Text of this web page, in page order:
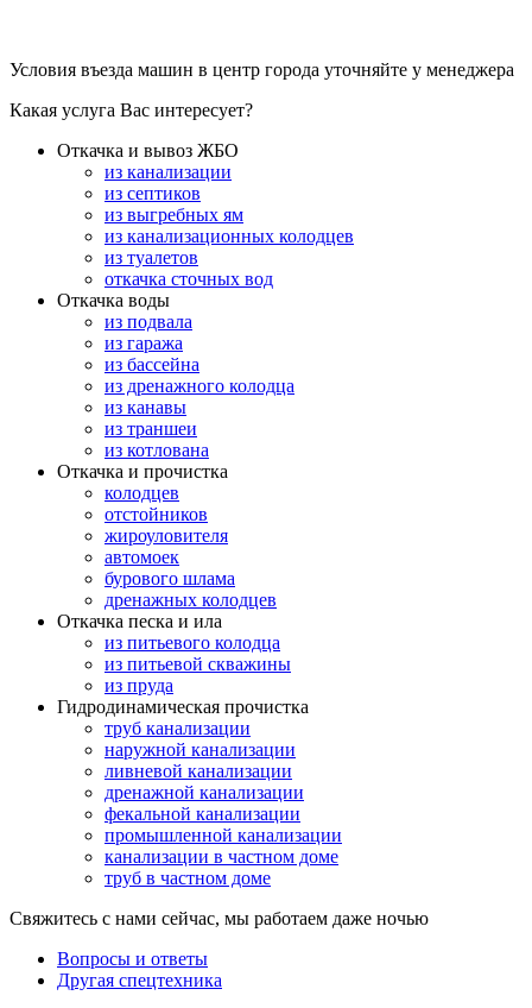
Условия въезда машин в центр города уточняйте у менеджера
Какая услуга Вас интересует?
Откачка и вывоз ЖБО
из канализации
из септиков
из выгребных ям
из канализационных колодцев
из туалетов
откачка сточных вод
Откачка воды
из подвала
из гаража
из бассейна
из дренажного колодца
из канавы
из траншеи
из котлована
Откачка и прочистка
колодцев
отстойников
жироуловителя
автомоек
бурового шлама
дренажных колодцев
Откачка песка и ила
из питьевого колодца
из питьевой скважины
из пруда
Гидродинамическая прочистка
труб канализации
наружной канализации
ливневой канализации
дренажной канализации
фекальной канализации
промышленной канализации
канализации в частном доме
труб в частном доме
Свяжитесь с нами сейчас, мы работаем даже ночью
Вопросы и ответы
Другая спецтехника